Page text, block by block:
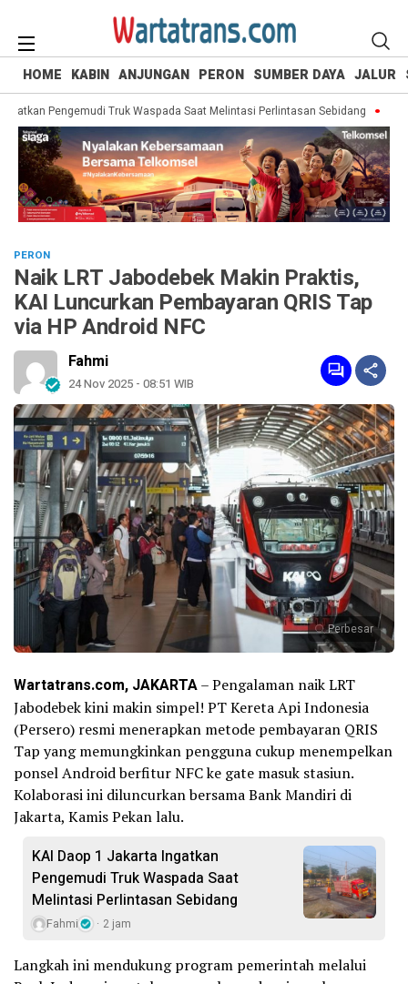
HOME KABIN ANJUNGAN PERON SUMBER DAYA JALUR
Pengemudi Truk Waspada Saat Melintasi Perlintasan Sebidang
PERON
Naik LRT Jabodebek Makin Praktis,
KAI Luncurkan Pembayaran QRIS Tap
via HP Android NFC
Fahmi
24 Nov 2025 - 08:51 WIB
Perbesar
Wartatrans.com, JAKARTA– Pengalaman naik LRT
Jabodebek kini makin simpel! PT Kereta Api Indonesia
(Persero) resmi menerapkan metode pembayaran QRIS
Tap yang memungkinkan pengguna cukup menempelkan
ponsel Android berfitur NFC ke gate masuk stasiun.
Kolaborasi ini diluncurkan bersama Bank Mandiri di
Jakarta, Kamis Pekan lalu.
KAI Daop 1 Jakarta Ingatkan
Pengemudi Truk Waspada Saat
Melintasi Perlintasan Sebidang
Fahmi 2 jam
Langkah ini mendukung program pemerintah melalui